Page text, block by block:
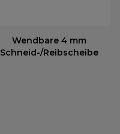
Wendbare 4 mm
Schneid-/Reibscheibe